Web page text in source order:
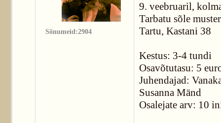
Sõnumeid:2904
9. veebruaril,
Tarbatu sõle
Tartu, Kastani 38
Kestus: 3-4 tundi
Osavõtutasu: 5
Juhendajad:
Susanna Mänd
Osalejate arv: 10